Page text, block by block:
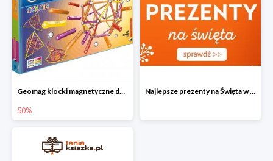
Geomag klocki magnetyczne do -50%
50%
Najlepsze prezenty na Święta w Tania Książka